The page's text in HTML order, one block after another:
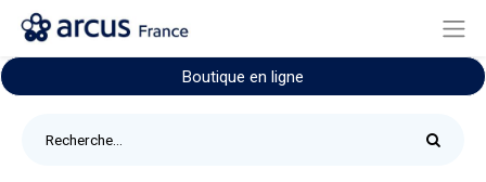
Boutique en ligne